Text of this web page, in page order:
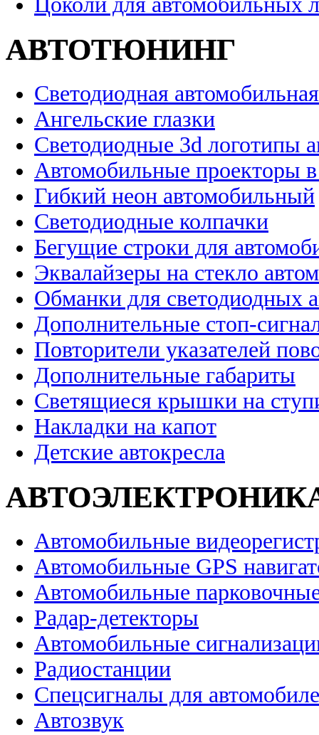
АВТОТЮНИНГ
Светодиодная
Ангельские глазки
Светодиодные 3d логотипы
Автомобильные проекторы
Гибкий неон автомобильный
Светодиодные колпачки
Бегущие строки для
Эквалайзеры на стекло
Обманки для светодиодных
Дополнительные стоп-
Повторители указателей
Дополнительные габариты
Светящиеся крышки на
Накладки на капот
Детские автокресла
Автомобильные
Автомобильные GPS
Автомобильные
Радар-детекторы
Автомобильные
Радиостанции
Спецсигналы для
Автозвук